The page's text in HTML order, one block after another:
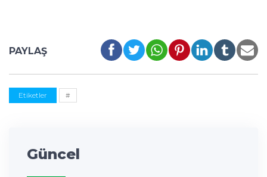
PAYLAŞ
Etiketler #
Güncel